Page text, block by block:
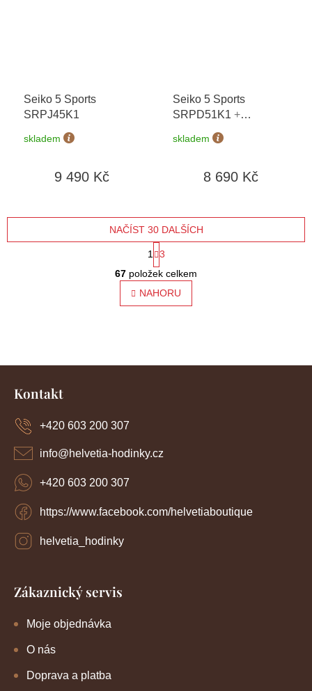
Seiko 5 Sports
SRPJ45K1
skladem
9 490 Kč
Seiko 5 Sports
SRPD51K1 +
prodloužená záruka 5
let + možnost výměny
skladem
8 690 Kč
O
v
l
á
ý
NAČÍST 30 DALŠÍCH
S
t
r
k
n
1
3
67 položek celkem
NAHORU
Z
Kontakt
info@helvetia-hodinky.cz
+420 603 200 307
https://www.facebook.com/helvetiaboutique
helvetia_hodinky
+420 603 200 307
Zákaznický servis
Moje objednávka
O nás
Doprava a platba